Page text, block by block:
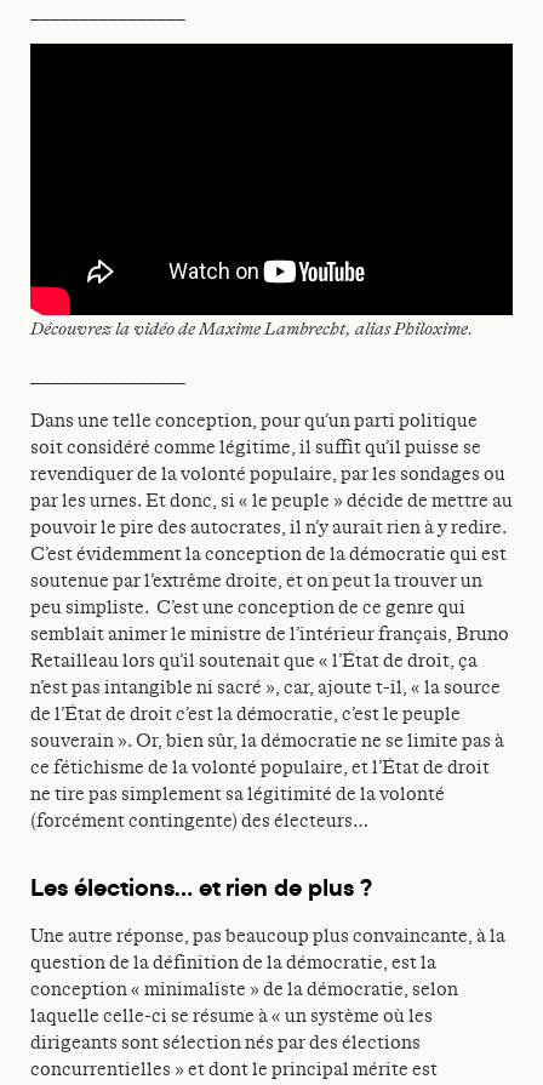
Découvrez la vidéo de Maxime Lambrecht, alias Philoxime.
Dans une telle conception, pour qu’un parti politique
soit considéré comme légitime, il suffit qu’il puisse se
revendiquer de la volonté populaire, par les sondages ou
par les urnes. Et donc, si « le peuple » décide de mettre au
pouvoir le pire des autocrates, il n’y aurait rien à y redire.
C’est évidemment la conception de la démocratie qui est
soutenue par l’extrême droite, et on peut la trouver un
peu simpliste. C’est une conception de ce genre qui
semblait animer le ministre de l’intérieur français, Bruno
Retailleau lors qu’il soutenait que « l’État de droit, ça
n’est pas intangible ni sacré », car, ajoute t-il, « la source
de l’État de droit c’est la démocratie, c’est le peuple
souverain ». Or, bien sûr, la démocratie ne se limite pas à
ce fétichisme de la volonté populaire, et l’État de droit
ne tire pas simplement sa légitimité de la volonté
(forcément contingente) des électeurs…
Les élections… et rien de plus ?
Une autre réponse, pas beaucoup plus convaincante, à la
question de la définition de la démocratie, est la
conception « minimaliste » de la démocratie, selon
laquelle celle-ci se résume à « un système où les
dirigeants sont sélection nés par des élections
concurrentielles » et dont le principal mérite est